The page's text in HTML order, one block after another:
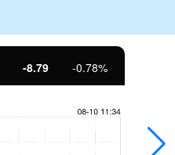
-8.79 -0.78%